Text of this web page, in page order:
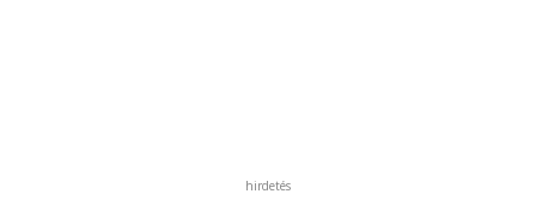
hirdetés